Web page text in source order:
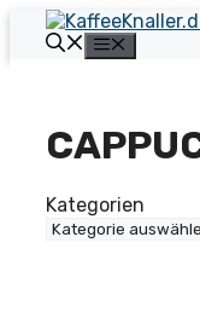
Zum
Inhalt
springen
Kategorien